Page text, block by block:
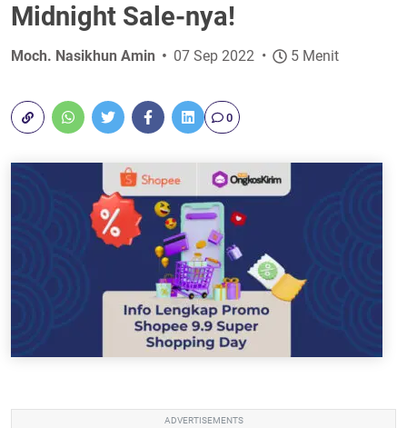
Midnight Sale-nya!
Moch. Nasikhun Amin 07 Sep 2022 5 Menit
0
ADVERTISEMENTS